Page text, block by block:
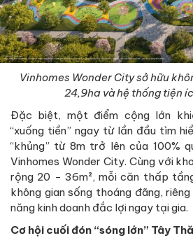
Vinhomes Wonder City sở hữu
24,9ha và hệ thống tiện
Đặc biệt, một điểm cộng lớn
“xuống tiền” ngay từ lần đầu tìm
“khủng” từ 8m trở lên của 100%
Vinhomes Wonder City. Cùng với
rộng 20 - 36m², mỗi căn thấp
không gian sống thoáng đãng,
năng kinh doanh đắc lợi ngay tại gia.
Cơ hội cuối đón “sóng lớn” Tây